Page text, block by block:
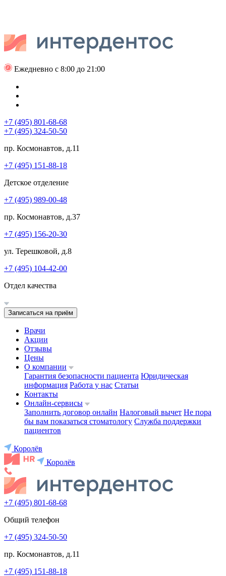
Ежедневно с 8:00 до 21:00
+7 (495) 801-68-68
+7 (495) 324-50-50
пр. Космонавтов, д.11
+7 (495) 151-88-18
Детское отделение
+7 (495) 989-00-48
пр. Космонавтов, д.37
+7 (495) 156-20-30
ул. Терешковой, д.8
+7 (495) 104-42-00
Отдел качества
Записаться на приём
Врачи
Акции
Отзывы
Цены
О компании
Гарантия безопасности пациента Юридическая
информация Работа у нас Статьи
Контакты
Онлайн-сервисы
Заполнить договор онлайн Налоговый вычет Не пора
бы вам показаться стоматологу Служба поддержки
пациентов
Королёв
Королёв
+7 (495) 801-68-68
Общий телефон
+7 (495) 324-50-50
пр. Космонавтов, д.11
+7 (495) 151-88-18